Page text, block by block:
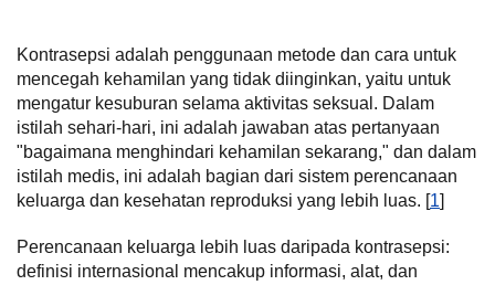
Kontrasepsi adalah penggunaan metode dan cara untuk
mencegah kehamilan yang tidak diinginkan, yaitu untuk
mengatur kesuburan selama aktivitas seksual. Dalam
istilah sehari-hari, ini adalah jawaban atas pertanyaan
"bagaimana menghindari kehamilan sekarang," dan dalam
istilah medis, ini adalah bagian dari sistem perencanaan
keluarga dan kesehatan reproduksi yang lebih luas. [1]
Perencanaan keluarga lebih luas daripada kontrasepsi:
definisi internasional mencakup informasi, alat, dan